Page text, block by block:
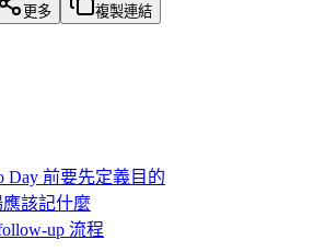
更多 複製連結
Day 前要先定義目的
應該記什麼
up 流程